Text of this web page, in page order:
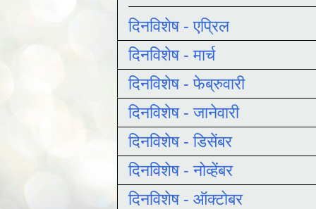
दिनविशेष - एप्रिल
दिनविशेष - मार्च
दिनविशेष - फेब्रुवारी
दिनविशेष - जानेवारी
दिनविशेष - डिसेंबर
दिनविशेष - नोव्हेंबर
दिनविशेष - ऑक्टोबर